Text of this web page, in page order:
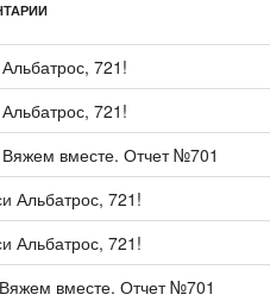
Альбатрос, 721!
Альбатрос, 721!
Вяжем вместе. Отчет №701
Альбатрос, 721!
Альбатрос, 721!
вместе. Отчет №701